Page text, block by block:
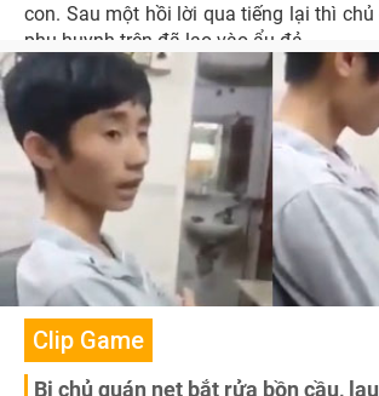
con. Sau một hồi lời qua tiếng lại thì chủ
phụ huynh trên đã lao vào ẩu đả.
Clip Game
Bị chủ quán net bắt rửa bồn cầu,